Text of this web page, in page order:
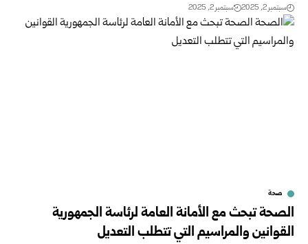
سبتمبر 2, 2025 سبتمبر 2, 2025
صحة
الصحة تبحث مع الأمانة العامة لرئاسة الجمهورية
القوانين والمراسيم التي تتطلب التعديل